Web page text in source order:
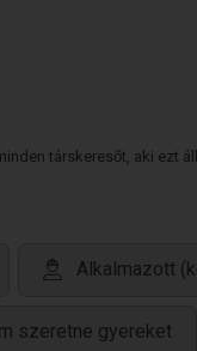
társkeresőt, aki ezt
Alkalmazott
szeretne gyereket